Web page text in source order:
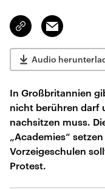
Link
kopieren/teilen
Email
Audio
In Großbritannien
nicht berühren darf
nachsitzen muss.
„Academies“
Vorzeigeschulen
Protest.